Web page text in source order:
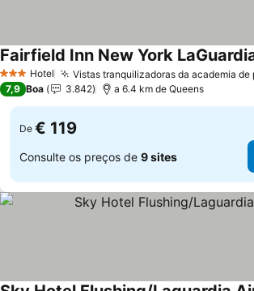
3 EstrelasHotel Vistas tranquilizadoras da academia de
Ver preços
7,9 Boa 3.842 a 6.4 km de Queens
De € 119
Consulte os preços de 9 sites